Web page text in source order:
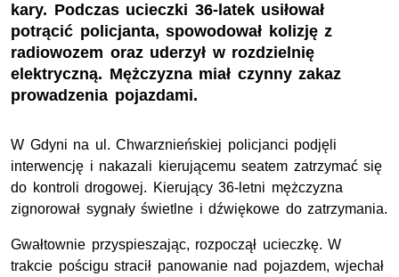
kary. Podczas ucieczki 36-latek usiłował
potrącić policjanta, spowodował kolizję z
radiowozem oraz uderzył w rozdzielnię
elektryczną. Mężczyzna miał czynny zakaz
prowadzenia pojazdami.
W Gdyni na ul. Chwarznieńskiej policjanci podjęli
interwencję i nakazali kierującemu seatem zatrzymać się
do kontroli drogowej. Kierujący 36-letni mężczyzna
zignorował sygnały świetlne i dźwiękowe do zatrzymania.
Gwałtownie przyspieszając, rozpoczął ucieczkę. W
trakcie pościgu stracił panowanie nad pojazdem, wjechał